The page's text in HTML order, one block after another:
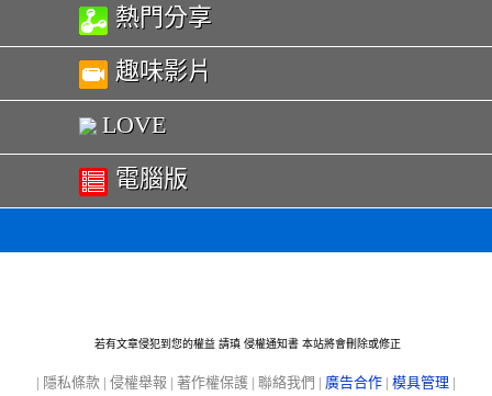
熱門分享
趣味影片
LOVE
電腦版
若有文章侵犯到您的權益 請瑱 侵權通知書 本站將會刪除或修正
| 隱私條款 | 侵權舉報 | 著作權保護 | 聯絡我們 | 廣告合作 | 模具管理 |